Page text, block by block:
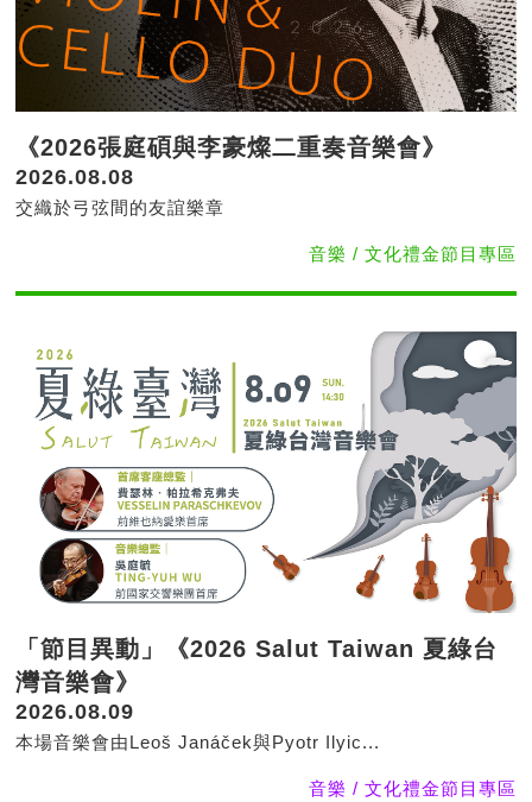
《2026張庭碩與李豪燦二重奏音樂會》
2026.08.08
交織於弓弦間的友誼樂章
音樂 / 文化禮金節目專區
「節目異動」《2026 Salut Taiwan 夏綠台
灣音樂會》
2026.08.09
本場音樂會由Leoš Janáček與Pyotr Ilyic...
音樂 / 文化禮金節目專區